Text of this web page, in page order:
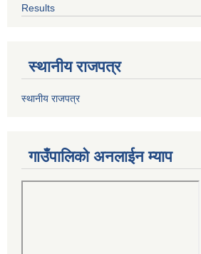
Results
स्थानीय राजपत्र
स्थानीय राजपत्र
गाउँपालिको अनलाईन म्याप